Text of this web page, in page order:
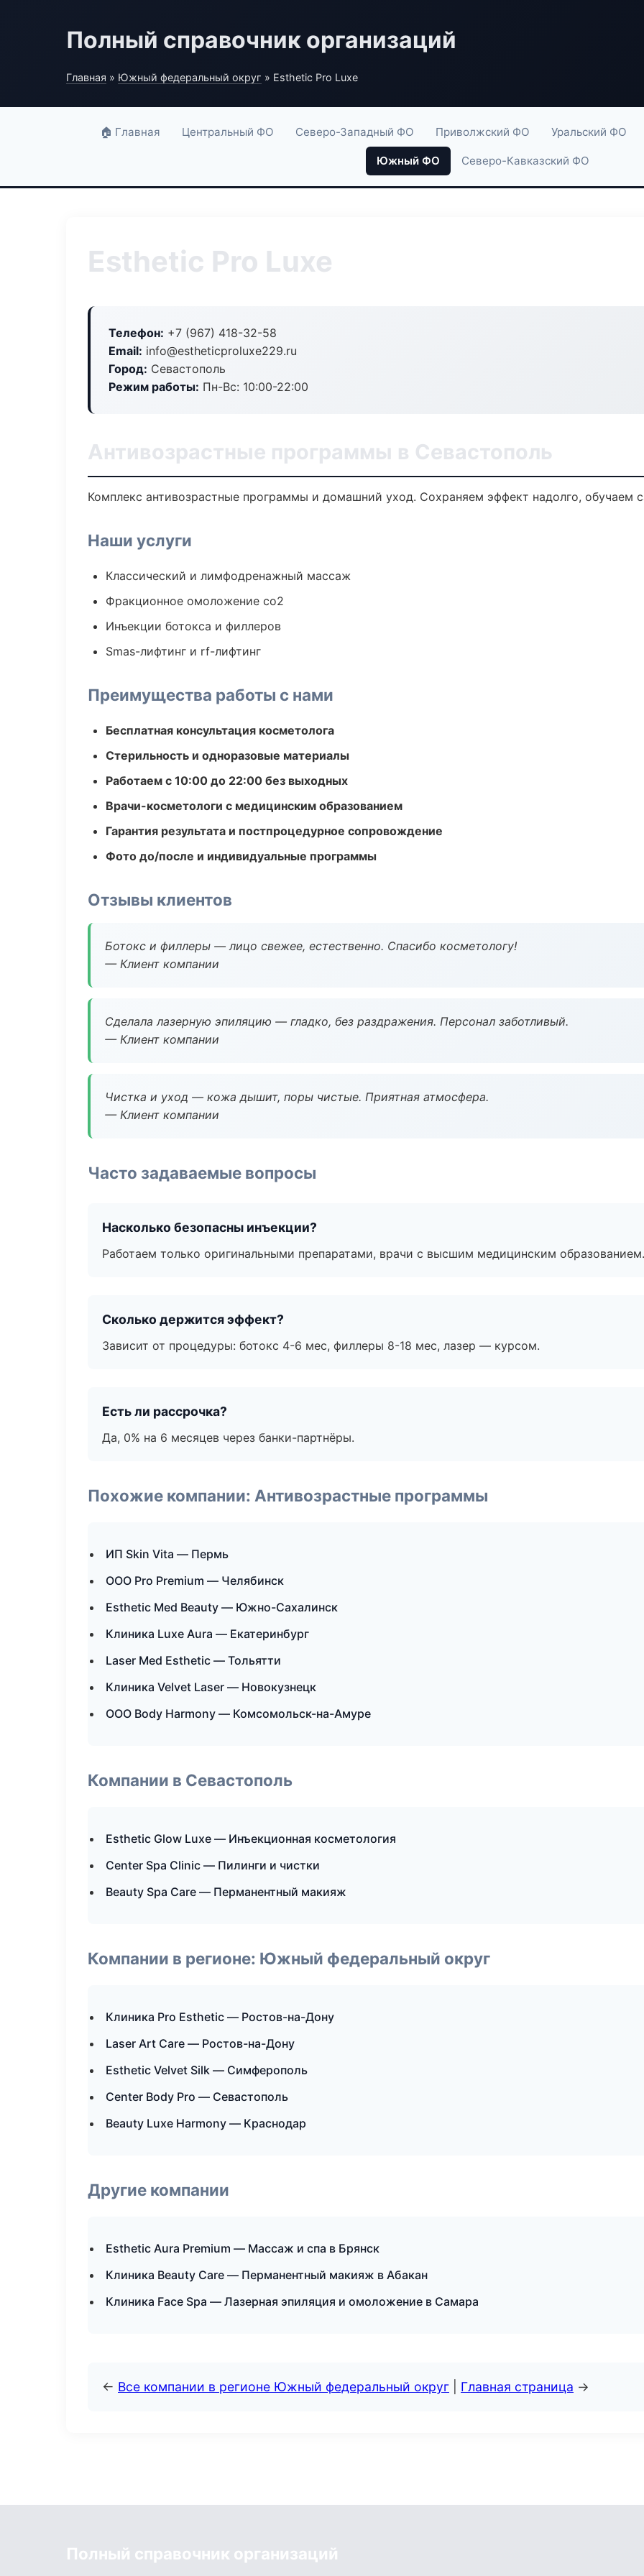
Полный справочник организаций
Главная » Южный федеральный округ » Esthetic Pro Luxe
🏠 Главная Центральный ФО Северо-Западный ФО Приволжский ФО Уральский ФО
Южный ФО Северо-Кавказский ФО
Esthetic Pro Luxe
Телефон: +7 (967) 418-32-58
Email: info@estheticproluxe229.ru
Город: Севастополь
Режим работы: Пн-Вс: 10:00-22:00
Антивозрастные программы в Севастополь
Комплекс антивозрастные программы и домашний уход. Сохраняем эффект надолго, обучаем
Наши услуги
Классический и лимфодренажный массаж
Фракционное омоложение co2
Инъекции ботокса и филлеров
Smas-лифтинг и rf-лифтинг
Преимущества работы с нами
Бесплатная консультация косметолога
Стерильность и одноразовые материалы
Работаем с 10:00 до 22:00 без выходных
Врачи-косметологи с медицинским образованием
Гарантия результата и постпроцедурное сопровождение
Фото до/после и индивидуальные программы
Отзывы клиентов
Ботокс и филлеры — лицо свежее, естественно. Спасибо косметологу!
— Клиент компании
Сделала лазерную эпиляцию — гладко, без раздражения. Персонал заботливый.
— Клиент компании
Чистка и уход — кожа дышит, поры чистые. Приятная атмосфера.
— Клиент компании
Часто задаваемые вопросы
Насколько безопасны инъекции?
Работаем только оригинальными препаратами, врачи с высшим медицинским образованием.
Сколько держится эффект?
Зависит от процедуры: ботокс 4-6 мес, филлеры 8-18 мес, лазер — курсом.
Есть ли рассрочка?
Да, 0% на 6 месяцев через банки-партнёры.
Похожие компании: Антивозрастные программы
ИП Skin Vita — Пермь
ООО Pro Premium — Челябинск
Esthetic Med Beauty — Южно-Сахалинск
Клиника Luxe Aura — Екатеринбург
Laser Med Esthetic — Тольятти
Клиника Velvet Laser — Новокузнецк
ООО Body Harmony — Комсомольск-на-Амуре
Компании в Севастополь
Esthetic Glow Luxe — Инъекционная косметология
Center Spa Clinic — Пилинги и чистки
Beauty Spa Care — Перманентный макияж
Компании в регионе: Южный федеральный округ
Клиника Pro Esthetic — Ростов-на-Дону
Laser Art Care — Ростов-на-Дону
Esthetic Velvet Silk — Симферополь
Center Body Pro — Севастополь
Beauty Luxe Harmony — Краснодар
Другие компании
Esthetic Aura Premium — Массаж и спа в Брянск
Клиника Beauty Care — Перманентный макияж в Абакан
Клиника Face Spa — Лазерная эпиляция и омоложение в Самара
← Все компании в регионе Южный федеральный округ Главная страница →
Полный справочник организаций